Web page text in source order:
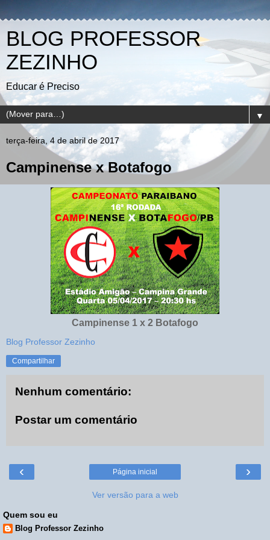
BLOG PROFESSOR
ZEZINHO
Educar é Preciso
▼
terça-feira, 4 de abril de 2017
Campinense x Botafogo
Campinense 1 x 2 Botafogo
Blog Professor Zezinho
Compartilhar
Nenhum comentário:
Postar um comentário
‹ ›
Página inicial
Ver versão para a web
Quem sou eu
Blog Professor Zezinho